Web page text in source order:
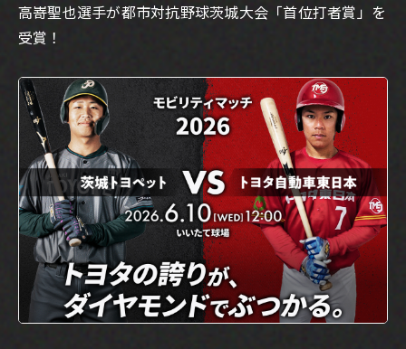
高嵜聖也選手が都市対抗野球茨城大会「首位打者賞」を
受賞！